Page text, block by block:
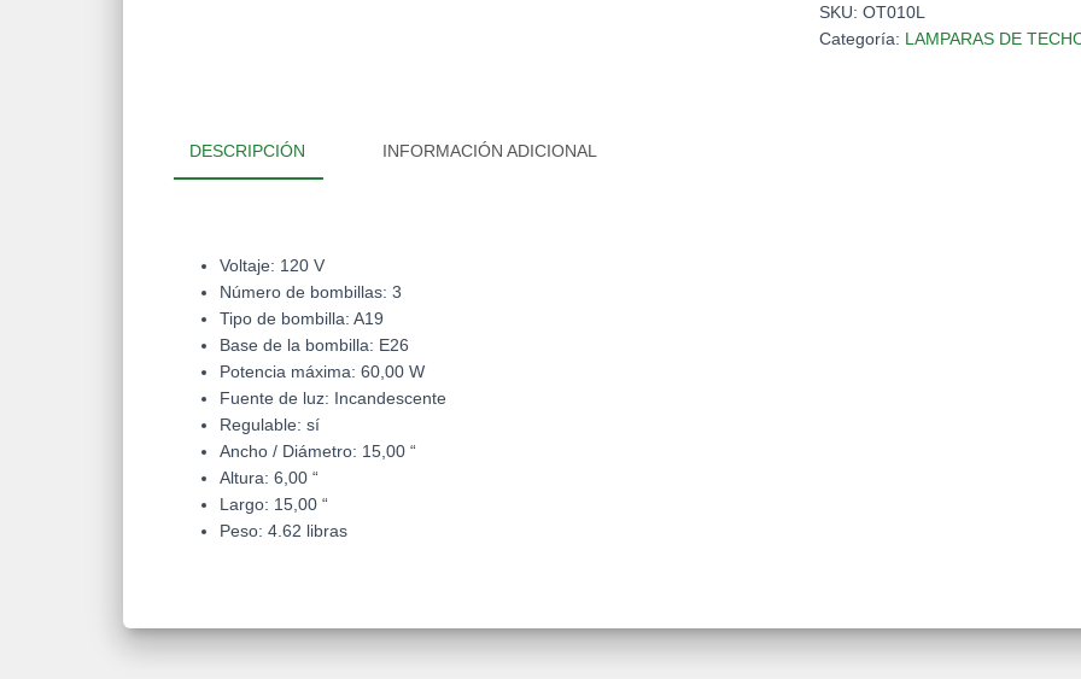
LED-
58802
SKU: OT010L
Categoría: LAMPARAS DE
DESCRIPCIÓN INFORMACIÓN ADICIONAL
Voltaje: 120 V
Número de bombillas: 3
Tipo de bombilla: A19
Base de la bombilla: E26
Potencia máxima: 60,00 W
Fuente de luz: Incandescente
Regulable: sí
Ancho / Diámetro: 15,00 “
Altura: 6,00 “
Largo: 15,00 “
Peso: 4.62 libras